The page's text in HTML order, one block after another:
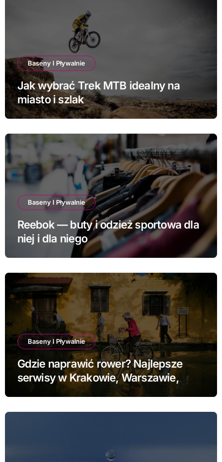
Baseny I Pływalnie
Jak wybrać Trek MTB idealny na
miasto i szlak
Baseny I Pływalnie
Reebok — buty i odzież sportowa dla
niej i dla niego
Baseny I Pływalnie
Gdzie naprawić rower? Najlepsze
serwisy w Krakowie, Warszawie,
Poznaniu i Łodzi